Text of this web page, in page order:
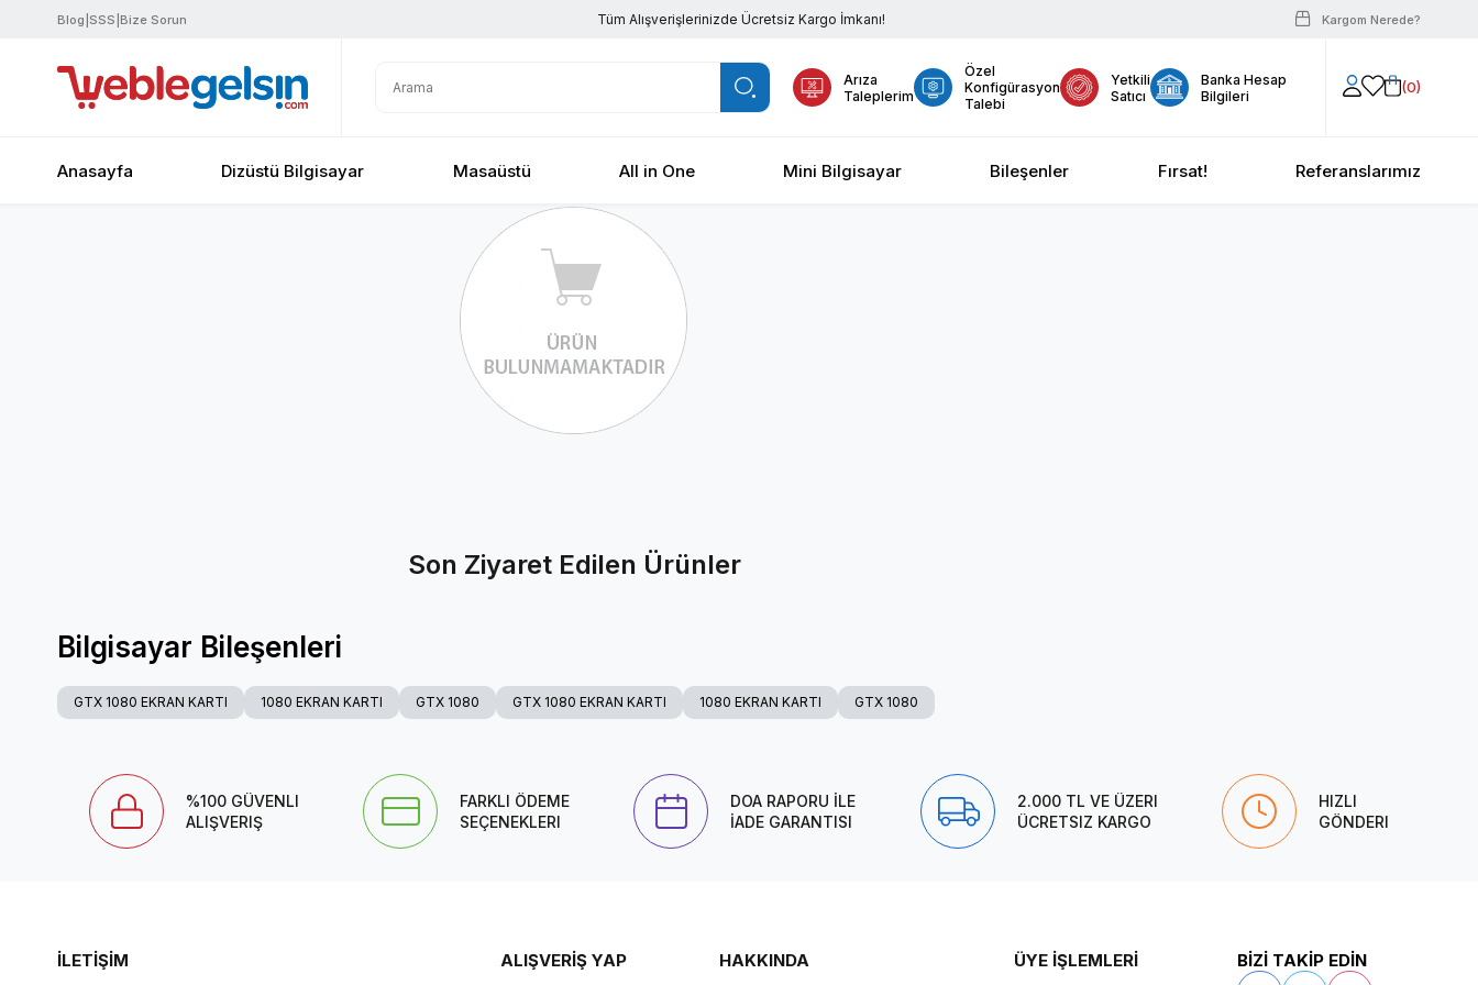
Blog SSS Bize Sorun Tüm Alışverişlerinizde Ücretsiz Kargo İmkanı! Kargom Nerede?
Arıza
Taleplerim
Özel
Konfigürasyon
Talebi
Yetkili
Satıcı
Banka Hesap
Bilgileri
0
Anasayfa Dizüstü Bilgisayar Masaüstü All in One Mini Bilgisayar Bileşenler Fırsat! Referanslarımız
Son Ziyaret Edilen Ürünler
Bilgisayar Bileşenleri
GTX 1080 EKRAN KARTI 1080 EKRAN KARTI GTX 1080 GTX 1080 EKRAN KARTI 1080 EKRAN KARTI GTX 1080
%100 GÜVENLI
ALIŞVERIŞ
FARKLI ÖDEME
SEÇENEKLERI
DOA RAPORU İLE
İADE GARANTISI
2.000 TL VE ÜZERI
ÜCRETSIZ KARGO
HIZLI
GÖNDERI
İLETİŞİM ALIŞVERİŞ YAP HAKKINDA ÜYE İŞLEMLERİ BİZİ TAKİP EDİN